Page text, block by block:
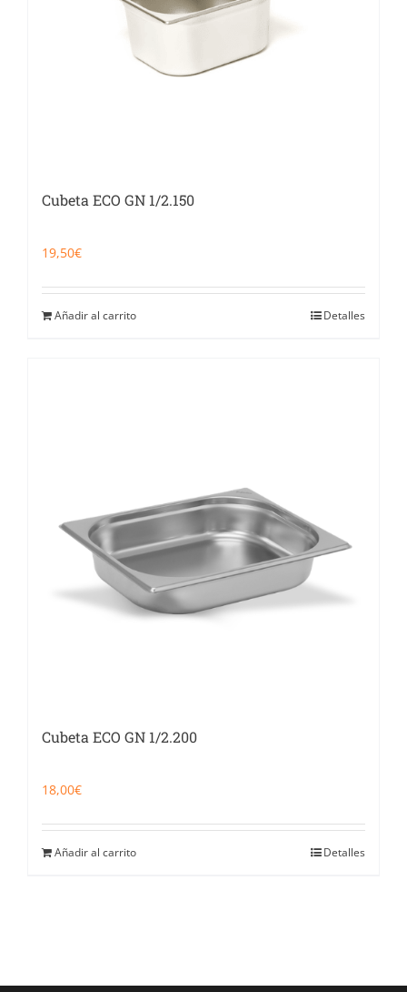
Cubeta ECO GN 1/2.150
19,50€
Añadir al carrito Detalles
Cubeta ECO GN 1/2.200
18,00€
Añadir al carrito Detalles